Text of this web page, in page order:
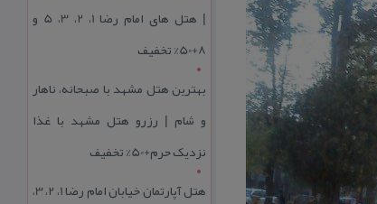
| هتل‌ های امام رضا 1، 2، 3، 5 و
8+50% تخفیف
بهترین هتل مشهد با صبحانه، ناهار
و شام | رزرو هتل مشهد با غذا
نزدیک حرم+50% تخفیف
هتل آپارتمان خیابان امام رضا 1، 2، 3،